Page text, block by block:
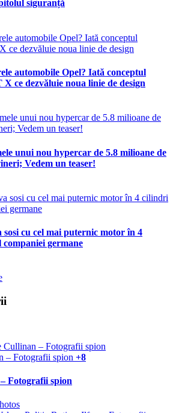
siguranță
automobile Opel? Iată conceptul
ce dezvăluie noua linie de design
unui nou hypercar de 5.8 milioane de
Vedem un teaser!
cu cel mai puternic motor în 4
germane
+8
Fotografii spion